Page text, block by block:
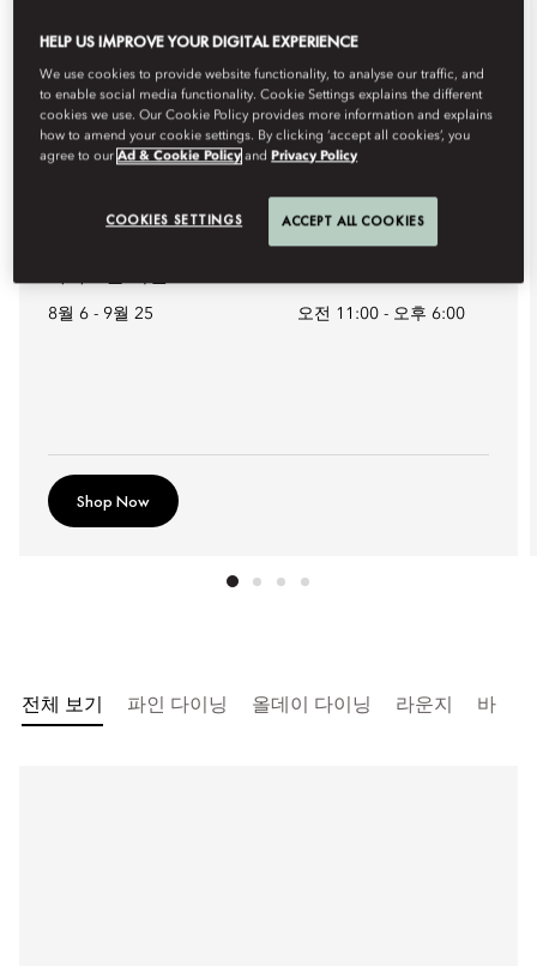
식사
A TIMELESS TASTE OF
MOONLIGHT
Celebrate the Mid-Autumn Festival with our limited-
edition embroidered mooncake ...
8월 6 - 9월 25 오전 11:00 - 오후 6:00
Shop Now
전체 보기 파인 다이닝 올데이 다이닝 라운지 바
HELP US IMPROVE YOUR DIGITAL EXPERIENCE
We use cookies to provide website functionality, to analyse our traffic, and
to enable social media functionality. Cookie Settings explains the different
cookies we use. Our Cookie Policy provides more information and explains
how to amend your cookie settings. By clicking ‘accept all cookies’, you
agree to ourAd & Cookie Policy andPrivacy Policy
COOKIES SETTINGS ACCEPT ALL COOKIES